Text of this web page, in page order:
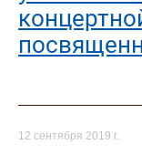
12 сентября 2019 г.